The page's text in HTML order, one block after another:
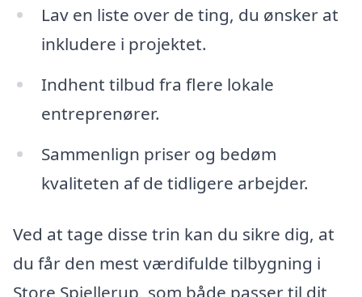
Lav en liste over de ting, du ønsker at
inkludere i projektet.
Indhent tilbud fra flere lokale
entreprenører.
Sammenlign priser og bedøm
kvaliteten af de tidligere arbejder.
Ved at tage disse trin kan du sikre dig, at
du får den mest værdifulde tilbygning i